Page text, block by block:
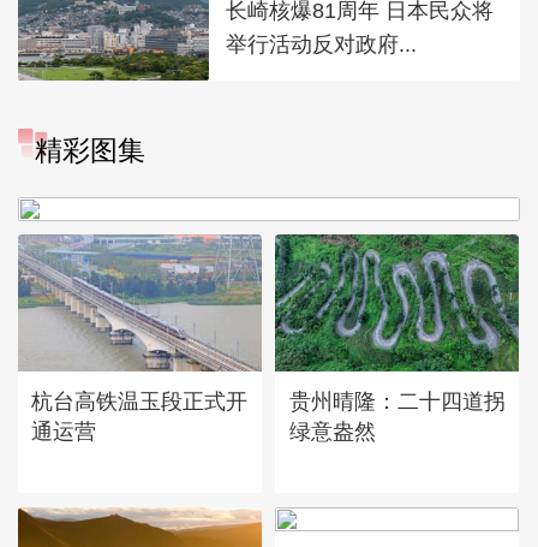
长崎核爆81周年 日本民众将
举行活动反对政府...
精彩图集
杭台高铁温玉段正式开
通运营
贵州晴隆：二十四道拐
绿意盎然